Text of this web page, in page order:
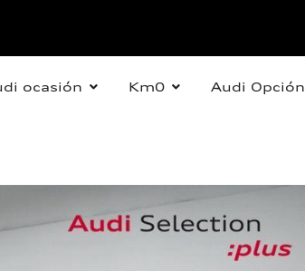
ocasión Km0 Audi Opción